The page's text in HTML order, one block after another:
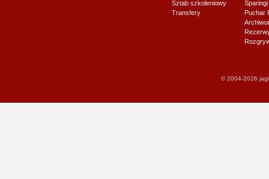
Sztab szkoleniowy
Transfery
Sparingi
Puchar
© 2004-2026